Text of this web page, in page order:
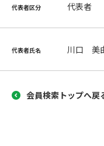
代表者区分 代表者
代表者氏名 川口 美
会員検索トップへ戻